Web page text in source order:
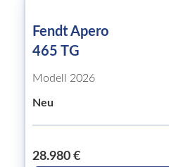
Fendt Apero
465 TG
Modell 2026
Neu
28.980 €